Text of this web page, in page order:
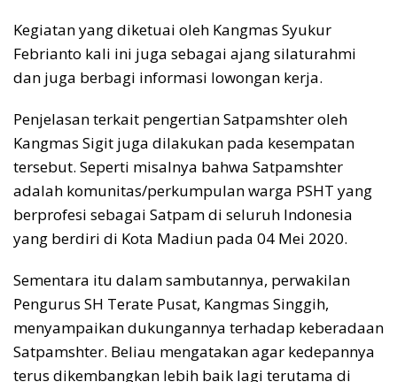
Kegiatan yang diketuai oleh Kangmas Syukur
Febrianto kali ini juga sebagai ajang silaturahmi
dan juga berbagi informasi lowongan kerja.
Penjelasan terkait pengertian Satpamshter oleh
Kangmas Sigit juga dilakukan pada kesempatan
tersebut. Seperti misalnya bahwa Satpamshter
adalah komunitas/perkumpulan warga PSHT yang
berprofesi sebagai Satpam di seluruh Indonesia
yang berdiri di Kota Madiun pada 04 Mei 2020.
Sementara itu dalam sambutannya, perwakilan
Pengurus SH Terate Pusat, Kangmas Singgih,
menyampaikan dukungannya terhadap keberadaan
Satpamshter. Beliau mengatakan agar kedepannya
terus dikembangkan lebih baik lagi terutama di